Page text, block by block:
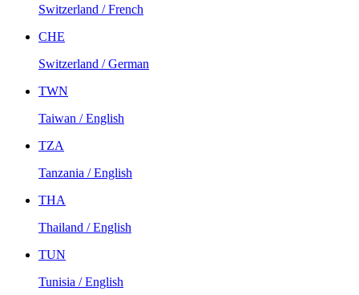
Switzerland / French
CHE
Switzerland / German
TWN
Taiwan / English
TZA
Tanzania / English
THA
Thailand / English
TUN
Tunisia / English